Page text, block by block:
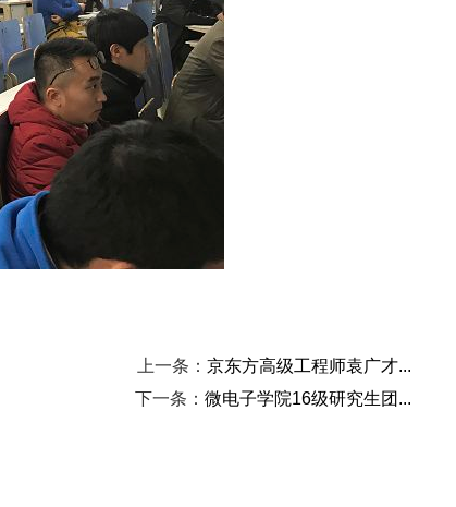
上一条： 京东方高级工程师袁广才...
下一条： 微电子学院16级研究生团...